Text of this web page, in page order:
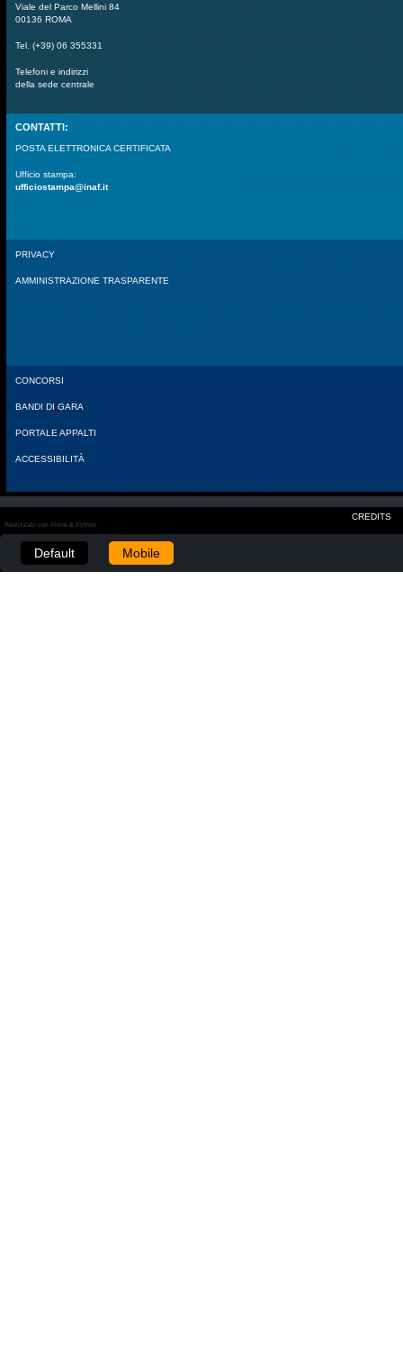
Viale del Parco Mellini 84
00136 ROMA
Tel. (+39) 06 355331
Telefoni e indirizzi
della sede centrale
CONTATTI:
POSTA ELETTRONICA CERTIFICATA
Ufficio stampa:
ufficiostampa@inaf.it
PRIVACY
AMMINISTRAZIONE TRASPARENTE
CONCORSI
BANDI DI GARA
PORTALE APPALTI
ACCESSIBILITÀ
CREDITS
Realizzato con Plone & Python
Default Mobile